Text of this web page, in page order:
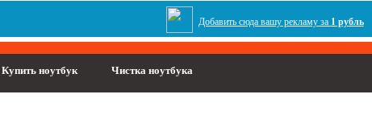
Добавить сюда вашу рекламу за 1 рубль
Купить ноутбук Чистка ноутбука